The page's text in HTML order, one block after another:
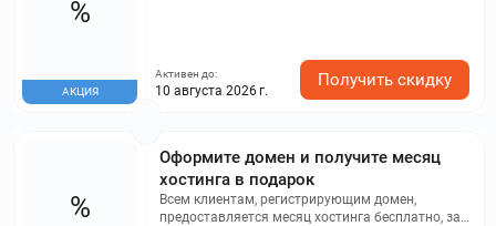
%
АКЦИЯ
Активен до:
10 августа 2026 г.
Получить скидку
Оформите домен и получите месяц
хостинга в подарок
Всем клиентам, регистрирующим домен,
предоставляется месяц хостинга бесплатно, за
%